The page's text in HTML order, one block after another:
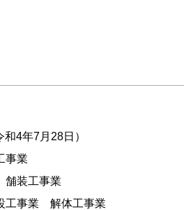
4年7月28日）
事業
装工事業
工事業 解体工事業